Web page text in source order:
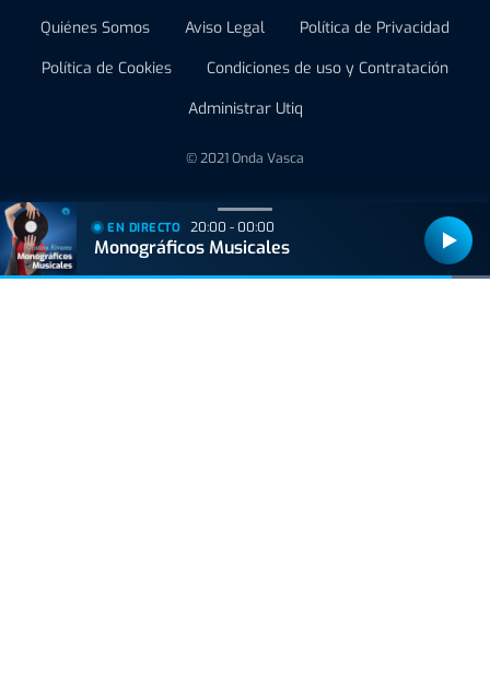
Quiénes Somos Aviso Legal
Política de Privacidad
Política de Cookies
Condiciones de uso y Contratación
Administrar Utiq
© 2021 Onda Vasca
EN DIRECTO 20:00 - 00:00
Monográficos Musicales